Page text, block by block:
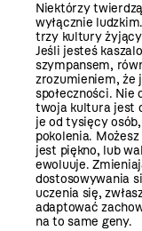
Niektórzy
wyłącznie
trzy kultury
Jeśli jesteś
szympansem,
zrozumieniem, że
społeczności. Nie
twoja kultura jest
je od tysięcy
pokolenia.
jest piękno, lub
ewoluuje.
dostosowywania
uczenia się,
adaptować
na to same geny.